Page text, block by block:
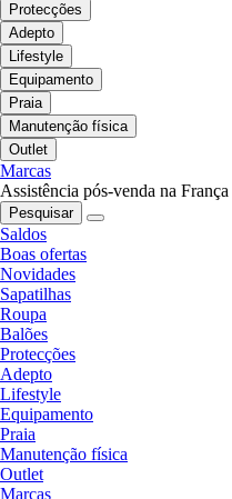
Protecções
Adepto
Lifestyle
Equipamento
Praia
Manutenção física
Outlet
Marcas
Assistência pós-venda na França
Pesquisar
Saldos
Boas ofertas
Novidades
Sapatilhas
Roupa
Balões
Protecções
Adepto
Lifestyle
Equipamento
Praia
Manutenção física
Outlet
Marcas